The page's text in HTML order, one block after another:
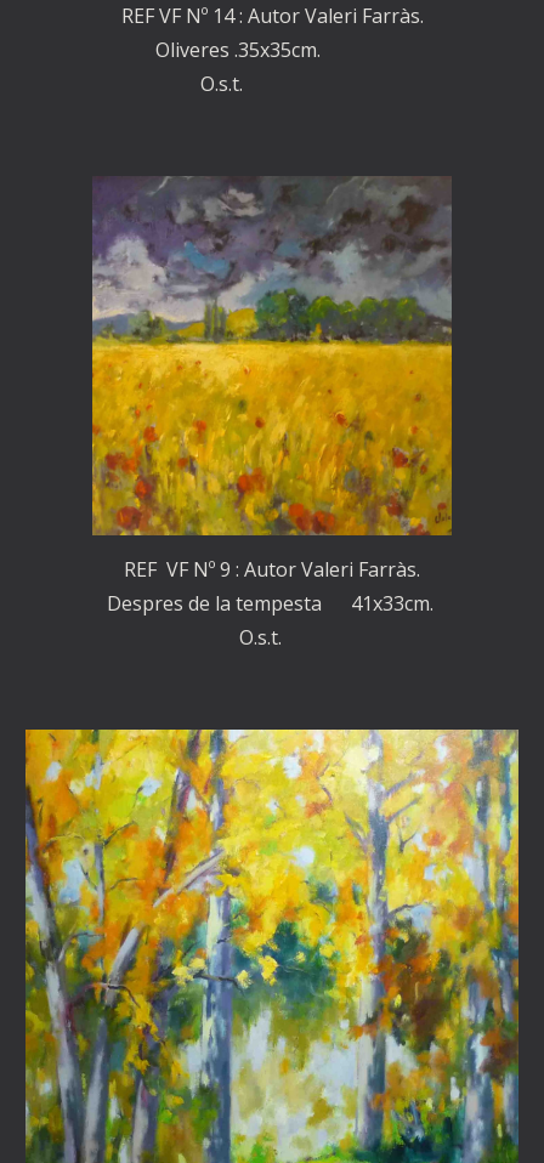
REF VF Nº 14 : Autor Valeri Farràs.
Oliveres .35x35cm.
O.s.t.
REF VF Nº 9 : Autor Valeri Farràs.
Despres de la tempesta 41x33cm.
O.s.t.